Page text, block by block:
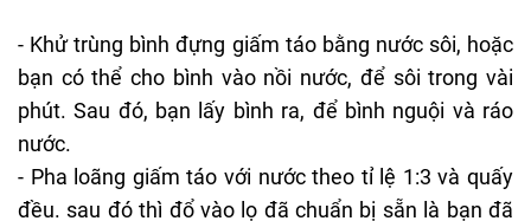
- Khử trùng bình đựng giấm táo bằng nước sôi, hoặc
bạn có thể cho bình vào nồi nước, để sôi trong vài
phút. Sau đó, bạn lấy bình ra, để bình nguội và ráo
nước.
- Pha loãng giấm táo với nước theo tỉ lệ 1:3 và quấy
đều. sau đó thì đổ vào lọ đã chuẩn bị sẵn là bạn đã